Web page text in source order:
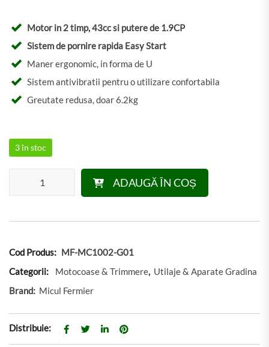
Motor in 2 timp, 43cc si putere de 1.9CP
Sistem de pornire rapida Easy Start
Maner ergonomic, in forma de U
Sistem antivibratii pentru o utilizare confortabila
Greutate redusa, doar 6.2kg
3 în stoc
Cantitate Motocositoare Micul Fermier 1.9CP, 43CC, motor
ADAUGĂ ÎN COȘ
Cod Produs: MF-MC1002-G01
Categorii:
Motocoase & Trimmere, Utilaje & Aparate Gradina
Brand: Micul Fermier
Distribuie: